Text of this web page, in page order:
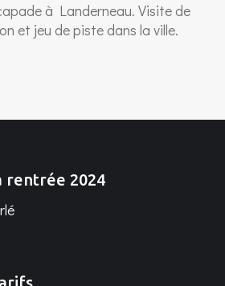
à Landerneau. Visite de
et jeu de piste dans la ville.
rentrée 2024